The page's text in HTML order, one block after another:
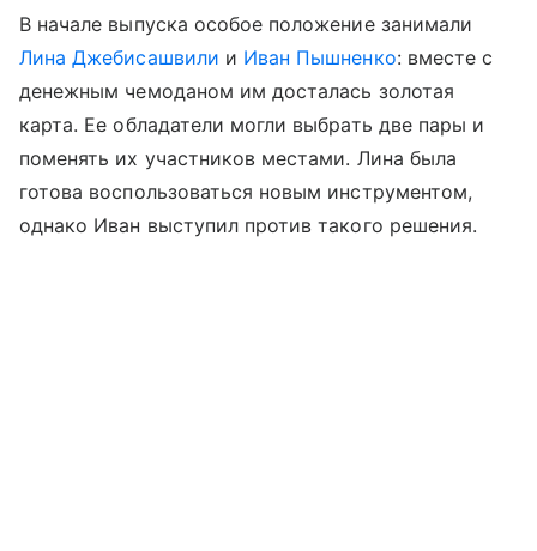
В начале выпуска особое положение занимали
Лина Джебисашвили и Иван Пышненко: вместе с
денежным чемоданом им досталась золотая
карта. Ее обладатели могли выбрать две пары и
поменять их участников местами. Лина была
готова воспользоваться новым инструментом,
однако Иван выступил против такого решения.